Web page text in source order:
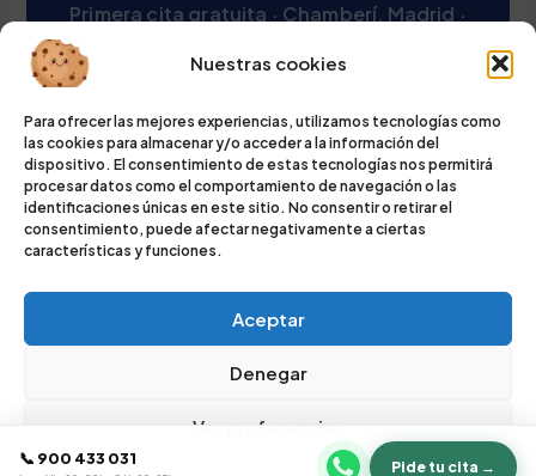
Nuestras cookies
Para ofrecer las mejores experiencias, utilizamos tecnologías como
las cookies para almacenar y/o acceder a la información del
dispositivo. El consentimiento de estas tecnologías nos permitirá
procesar datos como el comportamiento de navegación o las
identificaciones únicas en este sitio. No consentir o retirar el
consentimiento, puede afectar negativamente a ciertas
características y funciones.
Aceptar
Denegar
Ver preferencias
38 reseñas
Primera cita gratuita · Chamberí, Madrid ·
Pedir cita gratuita
📞 900 433 031 Pide tu cita →